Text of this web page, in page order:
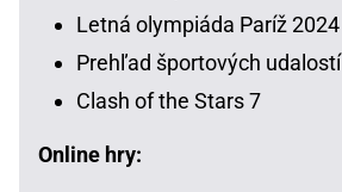
Letná olympiáda Paríž 2024
Prehľad športových udalostí
Clash of the Stars 7
Online hry: